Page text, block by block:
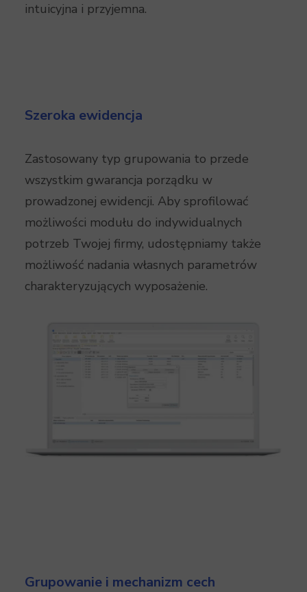
intuicyjna i przyjemna.
Szeroka ewidencja
Zastosowany typ grupowania to przede
wszystkim gwarancja porządku w
prowadzonej ewidencji. Aby sprofilować
możliwości modułu do indywidualnych
potrzeb Twojej firmy, udostępniamy także
możliwość nadania własnych parametrów
charakteryzujących wyposażenie.
Grupowanie i mechanizm cech